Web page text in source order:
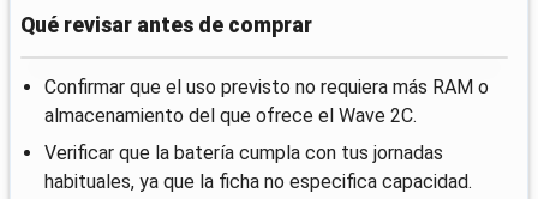
Qué revisar antes de comprar
Confirmar que el uso previsto no requiera más RAM o
almacenamiento del que ofrece el Wave 2C.
Verificar que la batería cumpla con tus jornadas
habituales, ya que la ficha no especifica capacidad.